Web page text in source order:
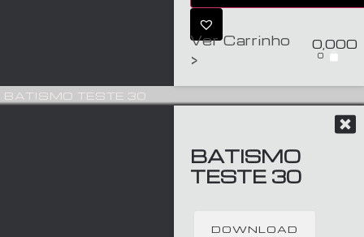
Ver Carrinho
>
0,00€
0
BATISMO TESTE 30
BATISMO
TESTE 30
DOWNLOAD